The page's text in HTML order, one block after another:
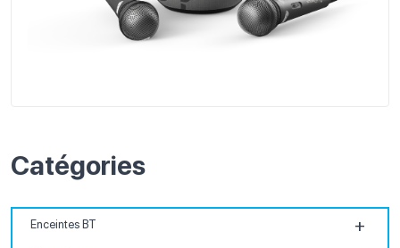
Catégories
Enceintes BT